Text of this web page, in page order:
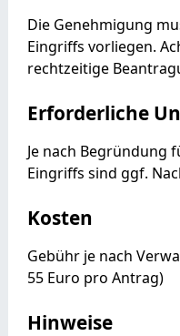
Die Genehmigung
Eingriffs vorliegen.
rechtzeitige
Erforderliche
Je nach Begründung
Eingriffs sind ggf.
Kosten
Gebühr je nach
55 Euro pro Antrag)
Hinweise